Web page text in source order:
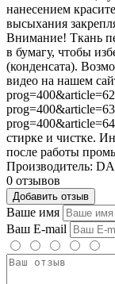
нанесением
высыхания
Внимание! Ткань
в бумагу, чтобы
(конденсата).
видео на нашем
стирке и чистке.
после работы
Производитель:
0 отзывов
Добавить отзыв
Ваше имя
Ваш E-mail